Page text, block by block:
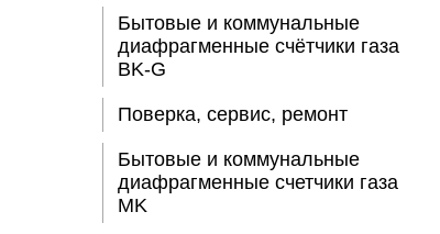
Бытовые и коммунальные
диафрагменные счётчики газа
BK-G
Поверка, сервис, ремонт
Бытовые и коммунальные
диафрагменные счетчики газа
MK